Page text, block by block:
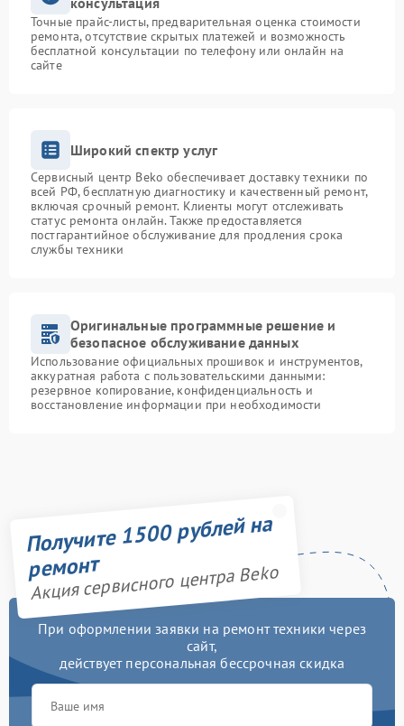
Точные прайс-листы, предварительная оценка стоимости
ремонта, отсутствие скрытых платежей и возможность
бесплатной консультации по телефону или онлайн на
сайте
Широкий спектр услуг
Сервисный центр Beko обеспечивает доставку техники по
всей РФ, бесплатную диагностику и качественный ремонт,
включая срочный ремонт. Клиенты могут отслеживать
статус ремонта онлайн. Также предоставляется
постгарантийное обслуживание для продления срока
службы техники
Оригинальные программные решение и
безопасное обслуживание данных
Использование официальных прошивок и инструментов,
аккуратная работа с пользовательскими данными:
резервное копирование, конфиденциальность и
восстановление информации при необходимости
Получите 1500 рублей на
ремонт
Акция сервисного центра Beko
При оформлении заявки на ремонт техники через
сайт,
действует персональная бессрочная скидка